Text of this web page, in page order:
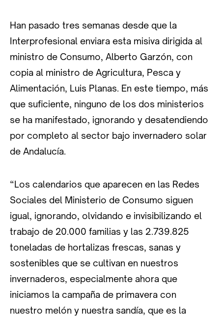
Han pasado tres semanas desde que la
Interprofesional enviara esta misiva dirigida al
ministro de Consumo, Alberto Garzón, con
copia al ministro de Agricultura, Pesca y
Alimentación, Luis Planas. En este tiempo, más
que suficiente, ninguno de los dos ministerios
se ha manifestado, ignorando y desatendiendo
por completo al sector bajo invernadero solar
de Andalucía.
“Los calendarios que aparecen en las Redes
Sociales del Ministerio de Consumo siguen
igual, ignorando, olvidando e invisibilizando el
trabajo de 20.000 familias y las 2.739.825
toneladas de hortalizas frescas, sanas y
sostenibles que se cultivan en nuestros
invernaderos, especialmente ahora que
iniciamos la campaña de primavera con
nuestro melón y nuestra sandía, que es la